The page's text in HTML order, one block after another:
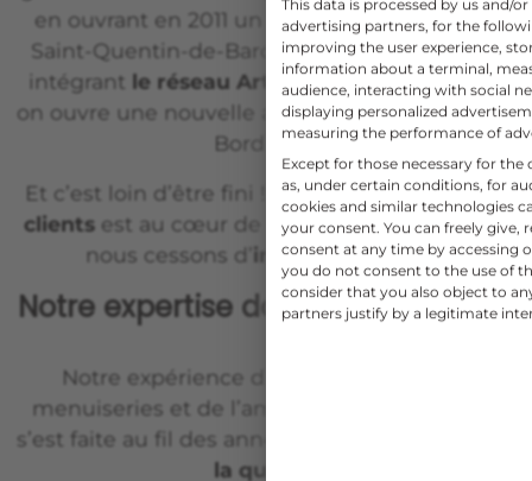
en ouvrant en 2011 un nouveau showroom à
Saint-Quentin-de-Baron. Ensuite en 2019, en
intégrant le réseau Art et Fenêtres. En 2020,
on ouvre une nouvelle agence à Artigues-près-
Bordeaux.
Et c’est loin d’être fini ! La satisfaction de nos
clients est au cœur de nos préoccupations, et
nous cessons d’
innoverpour cela.
Notre expertise dans la menuiserie
Notre expérience dans le domaine des
menuiseries et de l’aménagement extérieur
s’est faite au fil des années. Notre mot d’or est :
la qualité
This data is processed by us and/
advertising partners, for the
improving the user experience,
information about a terminal,
audience, interacting with social
displaying personalized
measuring the performance of
Except for those necessary for the
as, under certain conditions, for
cookies and similar technologies
your consent. You can freely give,
consent at any time by accessing
you do not consent to the use of
consider that you also object to
partners justify by a legitimate